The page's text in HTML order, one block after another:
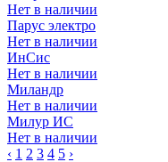
Нет в наличии
Парус электро
Нет в наличии
ИнСис
Нет в наличии
Миландр
Нет в наличии
Милур ИС
Нет в наличии
‹ 1 2 3 4 5 ›